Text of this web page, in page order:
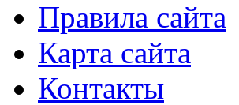
Правила сайта
Карта сайта
Контакты